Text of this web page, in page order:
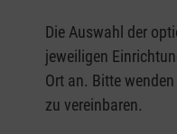
Die Auswahl der
jeweiligen
Ort an. Bitte
zu vereinbaren.